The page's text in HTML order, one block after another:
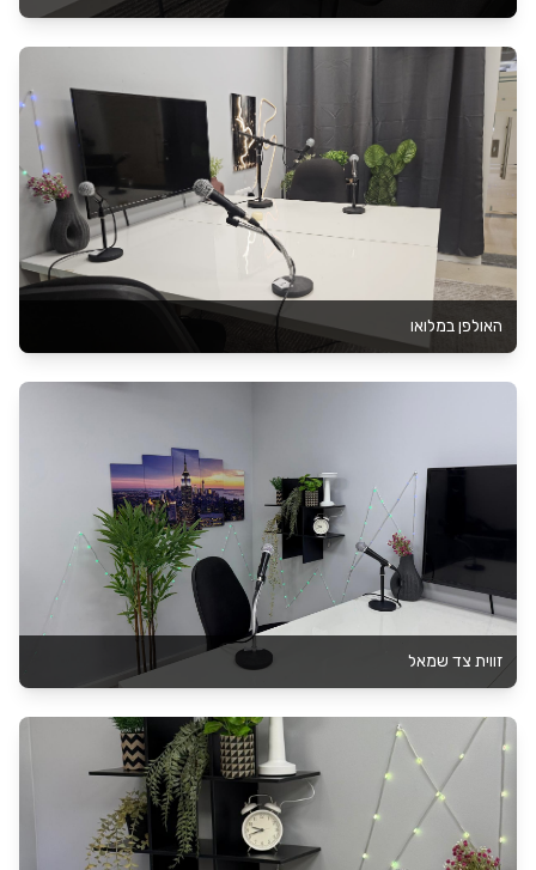
האולפן במלואו
זווית צד שמאל